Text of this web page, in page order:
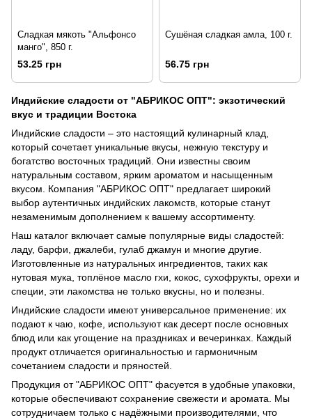
Сладкая мякоть "Альфонсо
манго", 850 г.
53.25 грн
Cушёная сладкая амла, 100 г.
56.75 грн
Индийские сладости от "АБРИКОС ОПТ": экзотический
вкус и традиции Востока
Индийские сладости – это настоящий кулинарный клад,
который сочетает уникальные вкусы, нежную текстуру и
богатство восточных традиций. Они известны своим
натуральным составом, ярким ароматом и насыщенным
вкусом. Компания "АБРИКОС ОПТ" предлагает широкий
выбор аутентичных индийских лакомств, которые станут
незаменимым дополнением к вашему ассортименту.
Наш каталог включает самые популярные виды сладостей:
ладу, барфи, джалеби, гулаб джамун и многие другие.
Изготовленные из натуральных ингредиентов, таких как
нутовая мука, топлёное масло гхи, кокос, сухофрукты, орехи и
специи, эти лакомства не только вкусны, но и полезны.
Индийские сладости имеют универсальное применение: их
подают к чаю, кофе, используют как десерт после основных
блюд или как угощение на праздниках и вечеринках. Каждый
продукт отличается оригинальностью и гармоничным
сочетанием сладости и пряностей.
Продукция от "АБРИКОС ОПТ" фасуется в удобные упаковки,
которые обеспечивают сохранение свежести и аромата. Мы
сотрудничаем только с надёжными производителями, что